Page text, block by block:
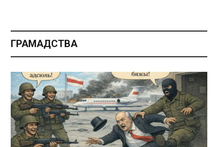
ГРАМАДСТВА